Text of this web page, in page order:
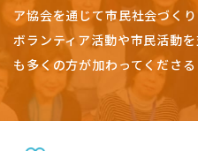
ア協会を通じて市民社会づく
ボランティア活動や市民活動
も多くの方が加わってくださ